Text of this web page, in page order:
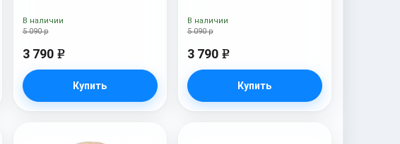
5 090 р
3 790 e
Купить
В наличии
5 090 р
3 790 e
Купить
В наличии